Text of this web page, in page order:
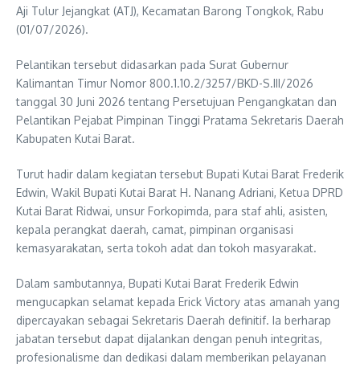
Aji Tulur Jejangkat (ATJ), Kecamatan Barong Tongkok, Rabu
(01/07/2026).
Pelantikan tersebut didasarkan pada Surat Gubernur
Kalimantan Timur Nomor 800.1.10.2/3257/BKD-S.III/2026
tanggal 30 Juni 2026 tentang Persetujuan Pengangkatan dan
Pelantikan Pejabat Pimpinan Tinggi Pratama Sekretaris Daerah
Kabupaten Kutai Barat.
Turut hadir dalam kegiatan tersebut Bupati Kutai Barat Frederik
Edwin, Wakil Bupati Kutai Barat H. Nanang Adriani, Ketua DPRD
Kutai Barat Ridwai, unsur Forkopimda, para staf ahli, asisten,
kepala perangkat daerah, camat, pimpinan organisasi
kemasyarakatan, serta tokoh adat dan tokoh masyarakat.
Dalam sambutannya, Bupati Kutai Barat Frederik Edwin
mengucapkan selamat kepada Erick Victory atas amanah yang
dipercayakan sebagai Sekretaris Daerah definitif. Ia berharap
jabatan tersebut dapat dijalankan dengan penuh integritas,
profesionalisme dan dedikasi dalam memberikan pelayanan